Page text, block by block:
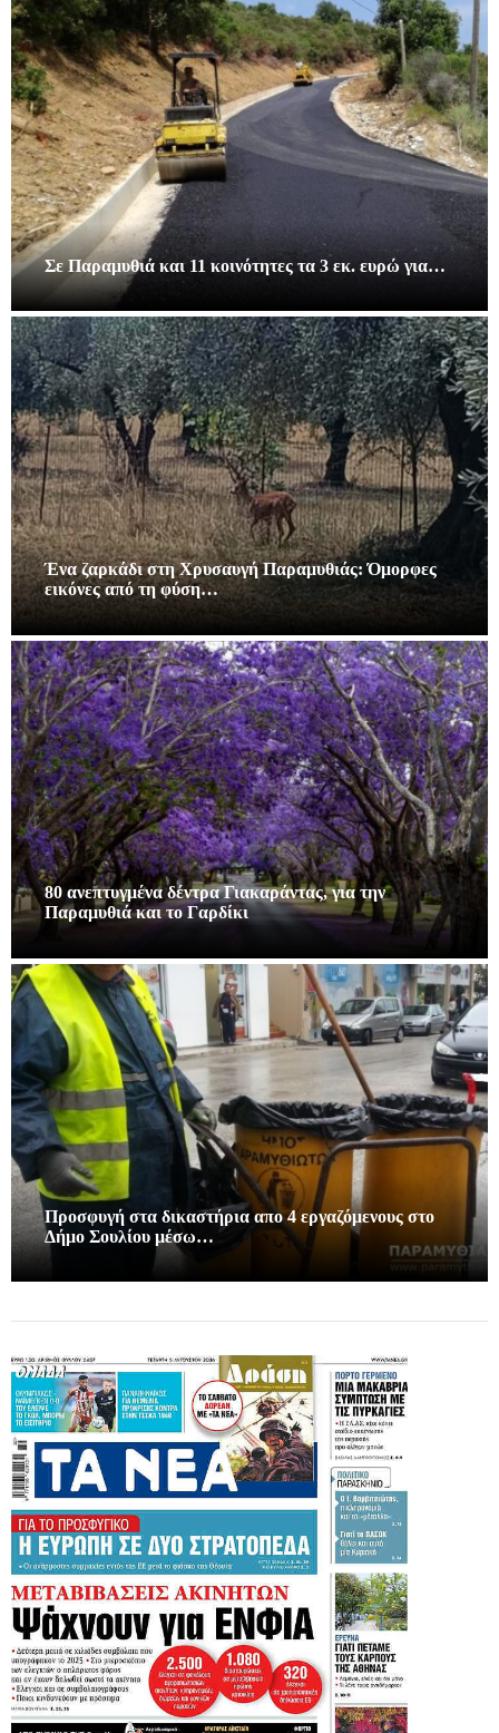
Σε Παραμυθιά και 11 κοινότητες τα 3 εκ. ευρώ για…
Ένα ζαρκάδι στη Χρυσαυγή Παραμυθιάς: Όμορφες
εικόνες από τη φύση…
80 ανεπτυγμένα δέντρα Γιακαράντας, για την
Παραμυθιά και το Γαρδίκι
Προσφυγή στα δικαστήρια απο 4 εργαζόμενους στο
Δήμο Σουλίου μέσω…